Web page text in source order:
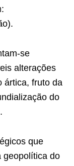
se
alterações
ártica, fruto da
do
que
geopolítica do